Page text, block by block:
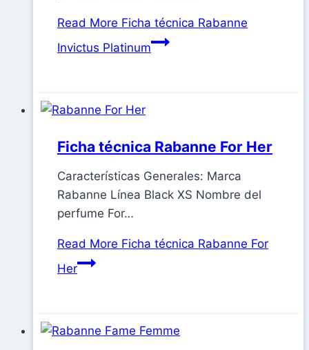
Read More Ficha técnica Rabanne
Invictus Platinum
Ficha técnica Rabanne For Her
Características Generales: Marca
Rabanne Línea Black XS Nombre del
perfume For…
Read More Ficha técnica Rabanne For
Her